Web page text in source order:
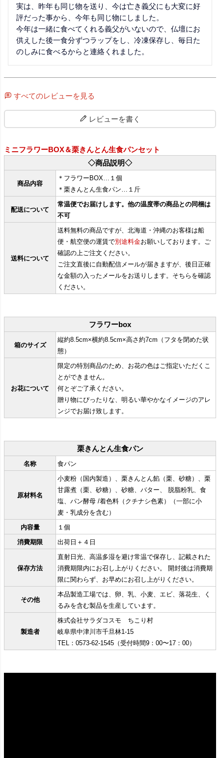
実は、昨年も同じ物を送り、今は亡き義父にも大変に好
評だった事から、今年も同じ物にしました。
今年は一緒に食べてくれる義父がいないので、仏壇にお
供えした後一食分ずつラップをし、冷凍保存し、毎日た
のしみに食べるからと連絡くれました。
すべてのレビューを見る
レビューを書く
ミニフラワーBOX＆栗きんとん生食パンセット
◇商品説明◇
商品内容
＊フラワーBOX…１個
＊栗きんとん生食パン…１斤
配送について
常温便でお届けします。他の温度帯の商品との同梱は
不可
送料について
送料無料の商品ですが、北海道・沖縄のお客様は船
便・航空便の運賃で別途料金お願いしております。ご
確認の上ご注文ください。
ご注文直後に自動配信メールが届きますが、後日正確
な金額の入ったメールをお送りします。そちらを確認
ください。
フラワーbox
箱のサイズ
縦約8.5cm×横約8.5cm×高さ約7cm（フタを閉めた状
態）
お花について
限定の特別商品のため、お花の色はご指定いただくこ
とができません。
何とぞご了承ください。
贈り物にぴったりな、明るい華やかなイメージのアレ
ンジでお届け致します。
栗きんとん生食パン
名称 食パン
原材料名
小麦粉（国内製造）、栗きんとん餡（栗、砂糖）、栗
甘露煮（栗、砂糖）、砂糖、バター、 脱脂粉乳、食
塩、パン酵母 /着色料（クチナシ色素）（一部に小
麦・乳成分を含む）
内容量
１個
消費期限
出荷日＋４日
保存方法
直射日光、高温多湿を避け常温で保存し、記載された
消費期限内にお召し上がりください。 開封後は消費期
限に関わらず、お早めにお召し上がりください。
その他
本品製造工場では、卵、乳、小麦、エビ、落花生、く
るみを含む製品を生産しています。
製造者
株式会社サラダコスモ ちこり村
岐阜県中津川市千旦林1-15
TEL：0573-62-1545（受付時間9：00〜17：00）